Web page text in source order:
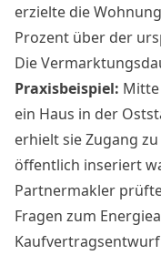
erzielte die
Prozent über der
Die
Praxisbeispiel: Mitte
ein Haus in der
erhielt sie Zugang
öffentlich inseriert
Partnermakler
Fragen zum